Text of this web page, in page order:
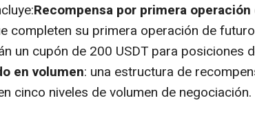
Recompensa por primera
completen su primera operación de
un cupón de 200 USDT para posiciones
en volumen: una estructura de
cinco niveles de volumen de negociación.